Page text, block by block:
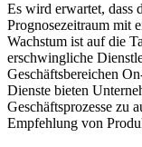
Es wird erwartet, dass
Prognosezeitraum mit
Wachstum ist auf die
erschwingliche
Geschäftsbereichen
Dienste bieten
Geschäftsprozesse zu
Empfehlung von